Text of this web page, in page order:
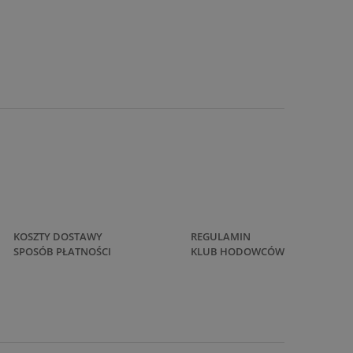
KOSZTY DOSTAWY
SPOSÓB PŁATNOŚCI
REGULAMIN
KLUB HODOWCÓW